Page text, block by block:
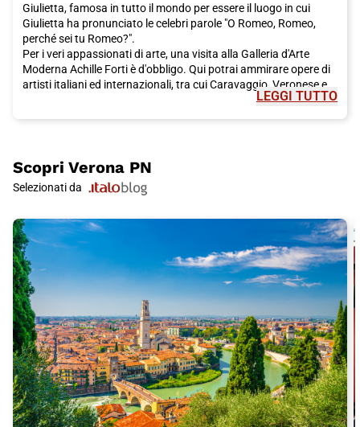
Giulietta, famosa in tutto il mondo per essere il luogo in cui
Giulietta ha pronunciato le celebri parole "O Romeo, Romeo,
perché sei tu Romeo?".
Per i veri appassionati di arte, una visita alla Galleria d'Arte
Moderna Achille Forti è d'obbligo. Qui potrai ammirare opere di
artisti italiani ed internazionali, tra cui Caravaggio, Veronese e
Tintoretto. Per una pausa ristoratrice, concediti una sosta in
Se sei un amante della natura, fai una passeggiata sulle rive
dell'Adige o immergiti nella bellezza dei Giardini Giusti, un vero
angolo di paradiso nel centro della città. Adoro gli spazi aperti?
suggestive cascate e percorsi panoramici.
Non perderti la visita ai famosi Castelli di
, come il
Castello Scaligero di Sirmione, un'imponente fortezza sulle rive
del Lago di Garda. E per un'esperienza unica, fai un salto al
Parco Giardino Sigurtà, uno dei giardini più belli d'Europa, con i
suoi colori e profumi che ti lasceranno incantato.
Per raggiungereVerona, non c'è modo migliore del treno Italo,
che offre un viaggio comodo, veloce e confortevole. Con i suoi
servizi a bordo e il suo design moderno, Italo ti permetterà di
arrivare a destinazione in modo rapido e sicuro, godendo di tutti
i comfort che meriti.
Non aspettare oltre, prenota il tuo viaggio con Italo e lasciati
conquistare dalla bellezza diVerona, una città che rimarrà nel
tuo cuore per sempre.
LEGGI TUTTO
Scopri Verona PN
Selezionati da